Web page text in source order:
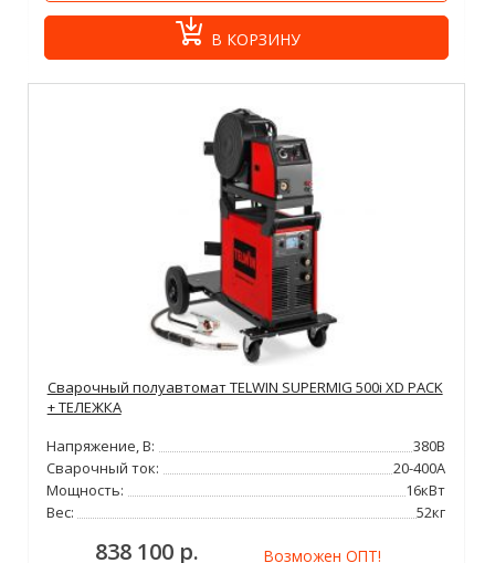
В КОРЗИНУ
Сварочный полуавтомат TELWIN SUPERMIG 500i XD PACK
+ ТЕЛЕЖКА
Напряжение, В:
380В
Сварочный ток:
20-400А
Мощность:
16кВт
Вес:
52кг
838 100 р. Возможен ОПТ!